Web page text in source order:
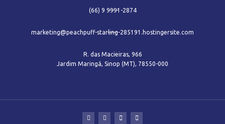
(66) 9 9991-2874
marketing@peachpuff-starling-285191.hostingersite.com
R. das Macieiras, 966
Jardim Maringá, Sinop (MT), 78550-000